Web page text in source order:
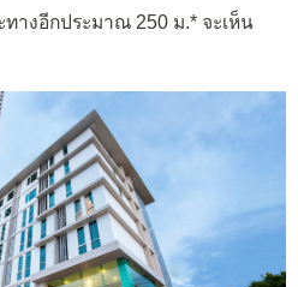
ทางอีกประมาณ 250 ม.* จะเห็น